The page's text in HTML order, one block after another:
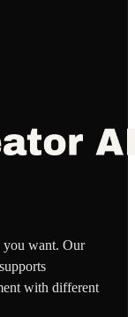
you want. Our
with different